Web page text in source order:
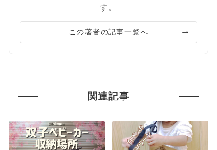
す。
この著者の記事一覧へ
関連記事